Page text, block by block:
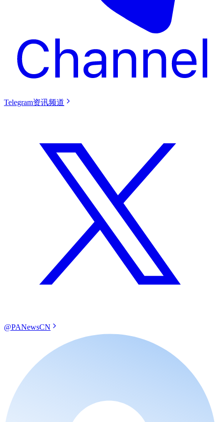
Telegram资讯频道
@PANewsCN